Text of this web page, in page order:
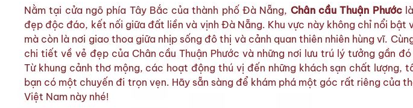
Nằm tại cửa ngõ phía Tây Bắc của thành phố Đà Nẵng, Chân cầu Thuận Phướclà
đẹp độc đáo, kết nối giữa đất liền và vịnh Đà Nẵng. Khu vực này không chỉ nổi bật
mà còn là nơi giao thoa giữa nhịp sống đô thị và cảnh quan thiên nhiên hùng vĩ.
chi tiết về vẻ đẹp của Chân cầu Thuận Phước và những nơi lưu trú lý tưởng gần
Từ khung cảnh thơ mộng, các hoạt động thú vị đến những khách sạn chất lượng,
bạn có một chuyến đi trọn vẹn. Hãy sẵn sàng để khám phá một góc rất riêng của
Việt Nam này nhé!